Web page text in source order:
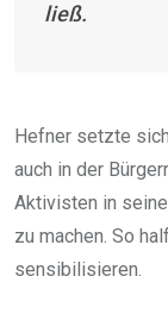
ließ.
Hefner setzte
auch in der
Aktivisten in
zu machen. So
sensibilisieren.